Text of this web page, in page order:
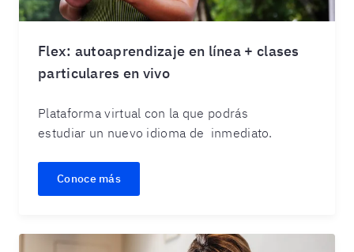
Flex: autoaprendizaje en línea + clases
particulares en vivo
Plataforma virtual con la que podrás
estudiar un nuevo idioma de inmediato.
Conoce más